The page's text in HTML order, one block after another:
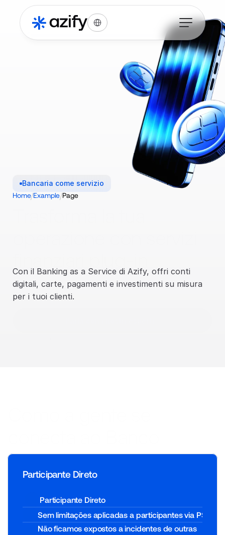
Select Language
Bancaria come servizio
Home/Example/Page
Con il Banking as a Service di Azify, offri conti
digitali, carte, pagamenti e investimenti su misura
per i tuoi clienti.
Central muda tudo.
Participante Direto
Participante Direto
Sem limitações aplicadas a participantes via PSTI
Não ficamos expostos a incidentes de outras